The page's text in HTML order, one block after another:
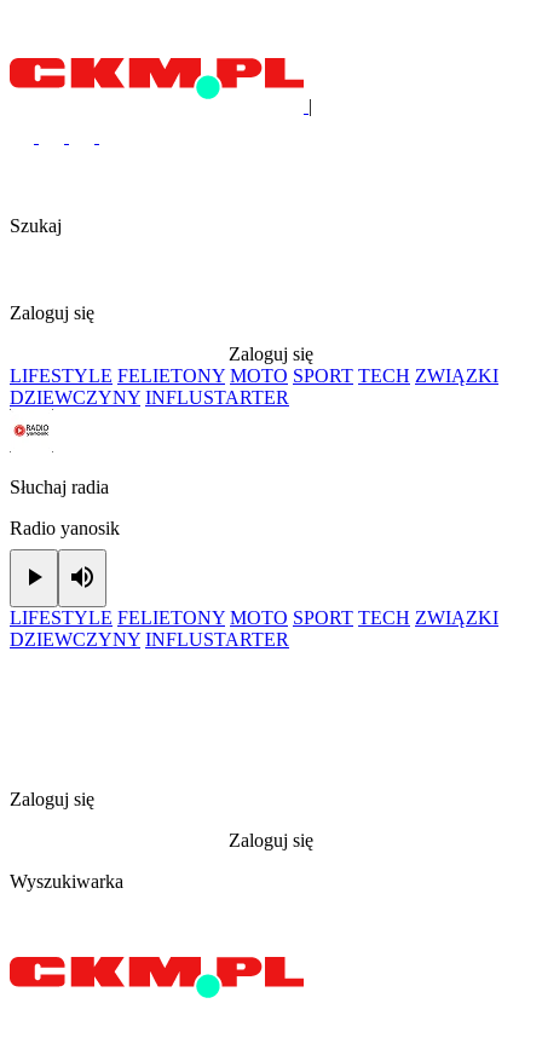
|
Szukaj
Zaloguj się
Zaloguj się
LIFESTYLE FELIETONY MOTO SPORT TECH ZWIĄZKI
DZIEWCZYNY INFLUSTARTER
Słuchaj radia
Radio yanosik
Play
LIFESTYLE FELIETONY MOTO SPORT TECH ZWIĄZKI
DZIEWCZYNY INFLUSTARTER
Zaloguj się
Zaloguj się
Wyszukiwarka